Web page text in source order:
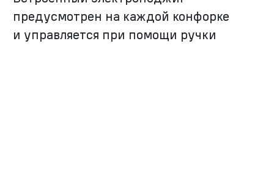
предусмотрен на каждой конфорке
и управляется при помощи ручки